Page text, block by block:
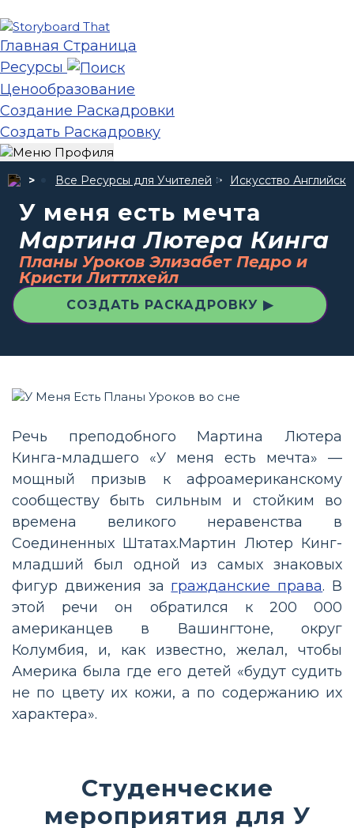
Главная Страница
Ресурсы
Ценообразование
Создание Раскадровки
Создать Раскадровку
Все Ресурсы для Учителей Искусство
У меня есть мечта
Мартина Лютера Кинга
Планы Уроков Элизабет Педро и
Кристи Литтлхейл
СОЗДАТЬ РАСКАДРОВКУ ▶
Речь преподобного Мартина Лютера
Кинга-младшего «У меня есть мечта» —
мощный призыв к афроамериканскому
сообществу быть сильным и стойким во
времена великого неравенства в
Соединенных Штатах. Мартин Лютер Кинг-
младший был одной из самых знаковых
фигур движения за гражданские права. В
этой речи он обратился к 200 000
американцев в Вашингтоне, округ
Колумбия, и, как известно, желал, чтобы
Америка была где его детей «будут судить
не по цвету их кожи, а по содержанию их
характера».
Студенческие
мероприятия для У